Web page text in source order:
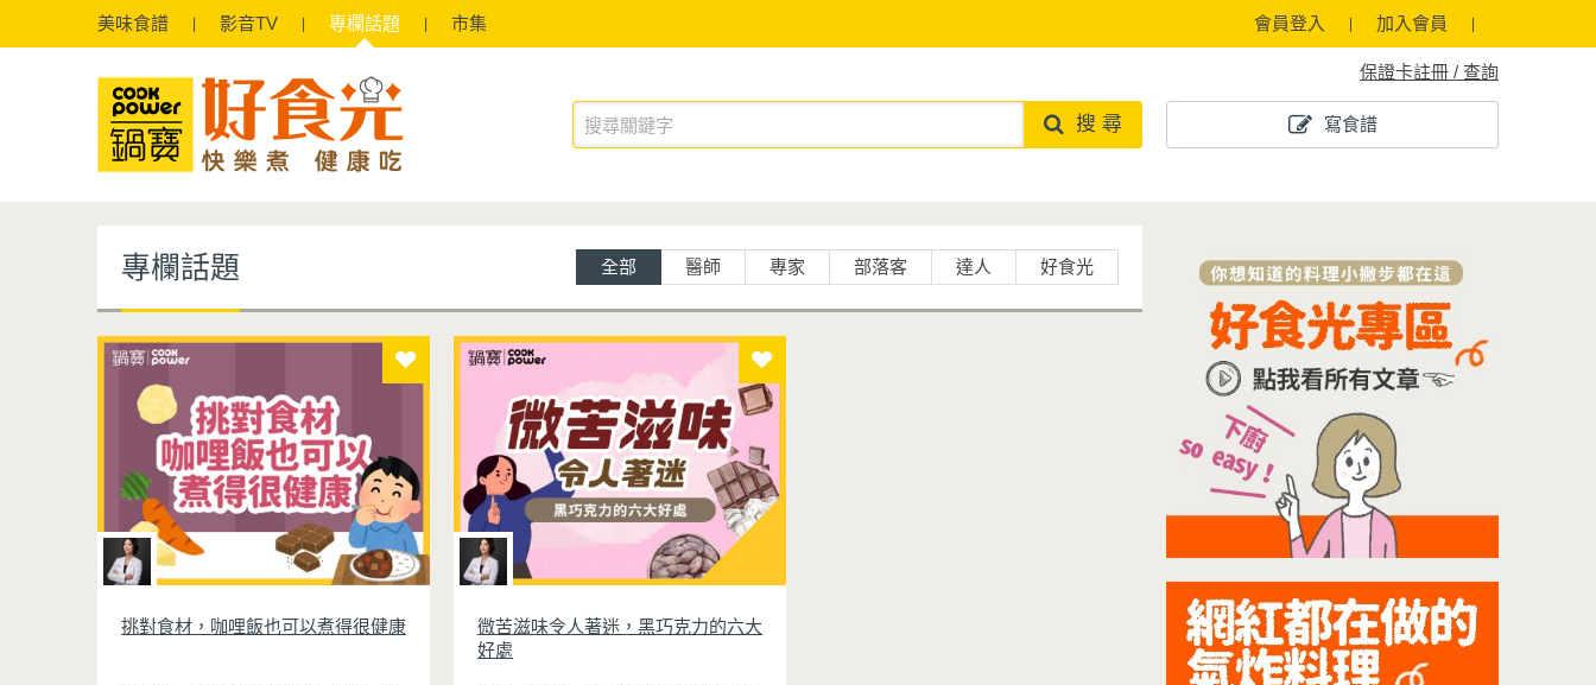
美味食譜 影音TV 專欄話題 市集 會員登入 加入會員
保證卡註冊 / 查詢
寫食譜
搜 尋
專欄話題 全部 醫師 專家 部落客 達人 好食光
挑對食材，咖哩飯也可以煮得很健康
微苦滋味令人著迷，黑巧克力的六大
好處